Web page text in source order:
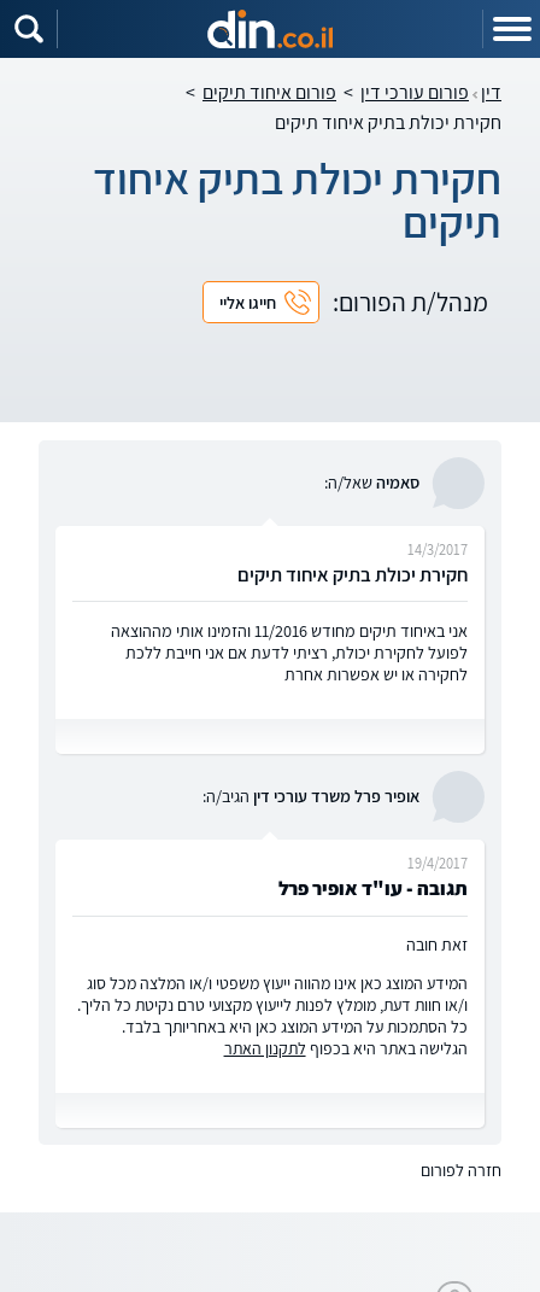
דין פורום עורכי דין > פורום איחוד תיקים >
חקירת יכולת בתיק איחוד תיקים
חקירת יכולת בתיק איחוד
תיקים
מנהל/ת הפורום: חייגו אליי
סאמיהשאל/ה:
חקירת יכולת בתיק איחוד תיקים
14/3/2017
אני באיחוד תיקים מחודש 11/2016 והזמינו אותי מההוצאה
לפועל לחקירת יכולת, רציתי לדעת אם אני חייבת ללכת
לחקירה או יש אפשרות אחרת
אופיר פרל משרד עורכי דין הגיב/ה:
תגובה - עו"ד אופיר פרל
19/4/2017
זאת חובה
המידע המוצג כאן אינו מהווה ייעוץ משפטי ו/או המלצה מכל סוג
ו/או חוות דעת, מומלץ לפנות לייעוץ מקצועי טרם נקיטת כל הליך.
כל הסתמכות על המידע המוצג כאן היא באחריותך בלבד.
הגלישה באתר היא בכפוף לתקנון האתר
חזרה לפורום